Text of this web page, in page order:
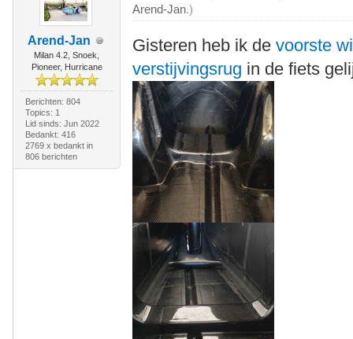
Arend-Jan
Milan 4.2, Snoek,
Pioneer, Hurricane
Berichten: 804
Topics: 1
Lid sinds: Jun 2022
Bedankt: 416
2769 x bedankt in
806 berichten
Arend-Jan.)
Gisteren heb ik devoorste
verstijvingsrug in de fiets